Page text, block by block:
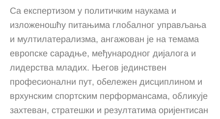
Са експертизом у политичким наукама и
изложеношћу питањима глобалног управљања
и мултилатерализма, ангажован је на темама
европске сарадње, међународног дијалога и
лидерства младих. Његов јединствен
професионални пут, обележен дисциплином и
врхунским спортским перформансама, обликује
захтеван, стратешки и резултатима оријентисан